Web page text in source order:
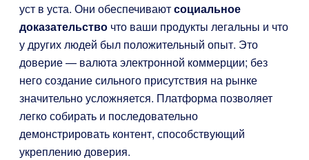
уст в уста. Они обеспечиваютсоциальное
доказательство что ваши продукты легальны и что
у других людей был положительный опыт. Это
доверие — валюта электронной коммерции; без
него создание сильного присутствия на рынке
значительно усложняется. Платформа позволяет
легко собирать и последовательно
демонстрировать контент, способствующий
укреплению доверия.